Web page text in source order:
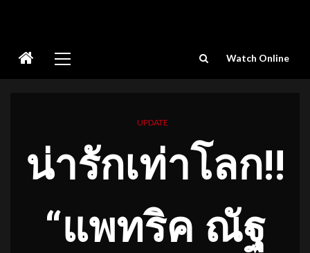
Menu
Watch Online
UPDATE
น่ารักเท่าโลก!!
“แพทริค ณัฐ